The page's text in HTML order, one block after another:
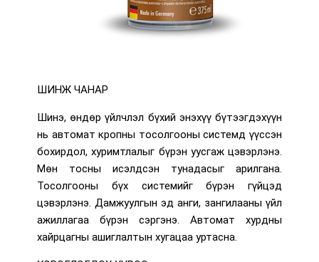
ШИНЖ ЧАНАР
Шинэ, өндөр үйлчлэл бүхий энэхүү бүтээгдэхүүн
нь автомат кропны тосолгооны системд үүссэн
бохирдол, хуримтлалыг бүрэн уусгаж цэвэрлэнэ.
Мөн тосны исэлдсэн тунадасыг арилгана.
Тосолгооны бүх системийг бүрэн гүйцэд
цэвэрлэнэ. Дамжуулгын эд анги, зангилааны үйл
ажиллагаа бүрэн сэргэнэ. Автомат хурдны
хайрцагны ашиглалтын хугацаа уртасна.